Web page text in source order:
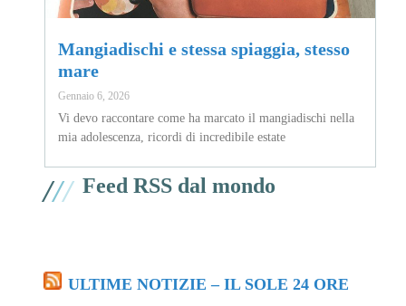
Mangiadischi e stessa spiaggia, stesso
mare
Gennaio 6, 2026
Vi devo raccontare come ha marcato il mangiadischi nella
mia adolescenza, ricordi di incredibile estate
/// Feed RSS dal mondo
ULTIME NOTIZIE – IL SOLE 24 ORE